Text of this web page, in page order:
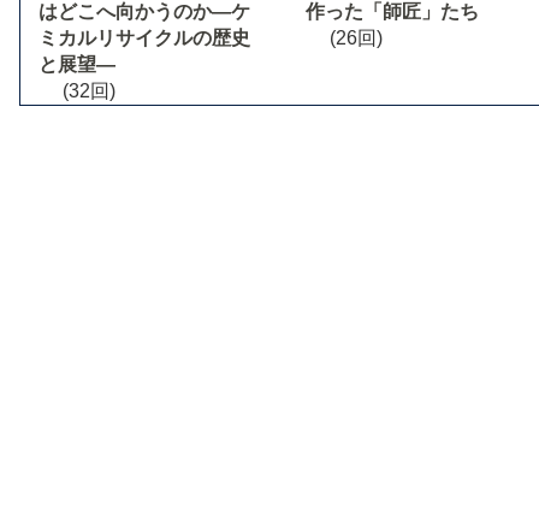
はどこへ向かうのか―ケ
ミカルリサイクルの歴史
と展望―
(32回)
作った「師匠」たち
(26回)